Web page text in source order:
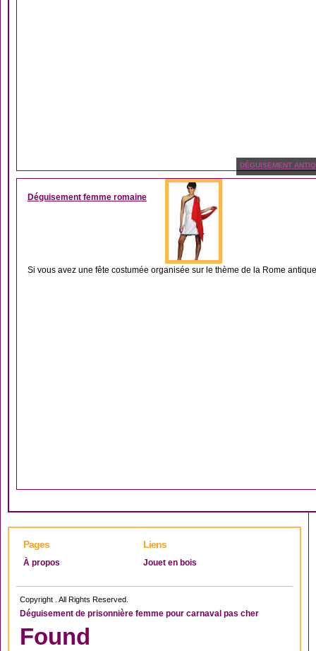
DÉGUISEMENT
Déguisement femme romaine
Si vous avez une fête costumée organisée sur le thème de la Rome
Pages
À propos
Liens
Jouet en bois
Copyright . All Rights Reserved.
Déguisement de prisonnière femme pour carnaval pas cher
Found